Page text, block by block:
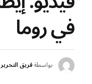
في روما
بواسطةفريق التحرير